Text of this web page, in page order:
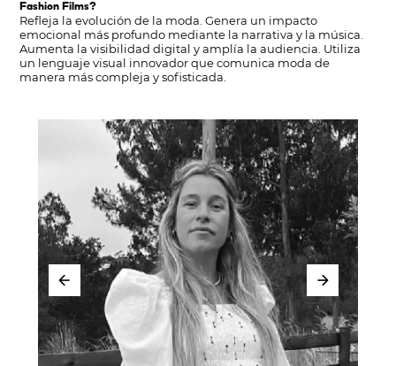
Fashion Films?
Refleja la evolución de la moda. Genera un impacto
emocional más profundo mediante la narrativa y la música.
Aumenta la visibilidad digital y amplía la audiencia. Utiliza
un lenguaje visual innovador que comunica moda de
manera más compleja y sofisticada.